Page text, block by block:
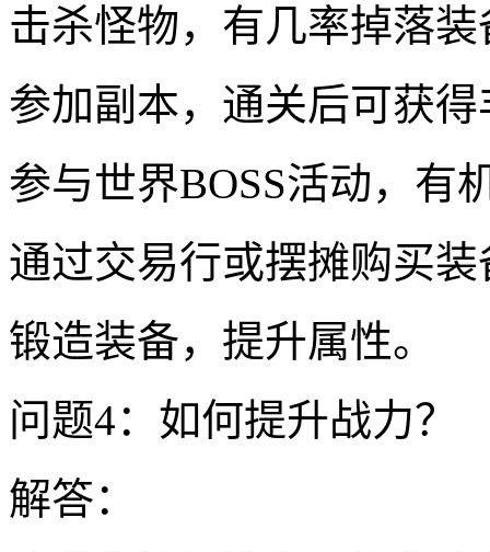
击杀怪物，有几率掉落
参加副本，通关后可获
参与世界BOSS活动，有
通过交易行或摆摊购买
锻造装备，提升属性。
问题4：如何提升战力？
解答：